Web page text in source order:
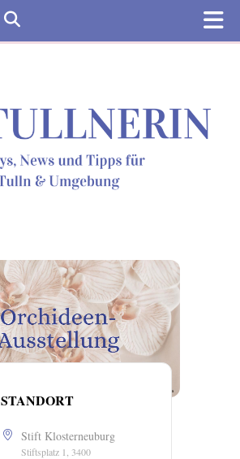
STANDORT
Stift Klosterneuburg
Stiftsplatz 1, 3400